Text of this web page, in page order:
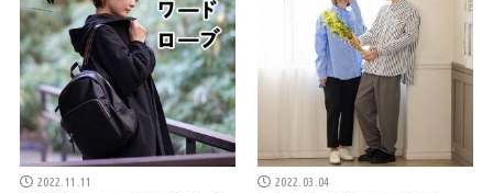
2022.11.11 2022.03.04